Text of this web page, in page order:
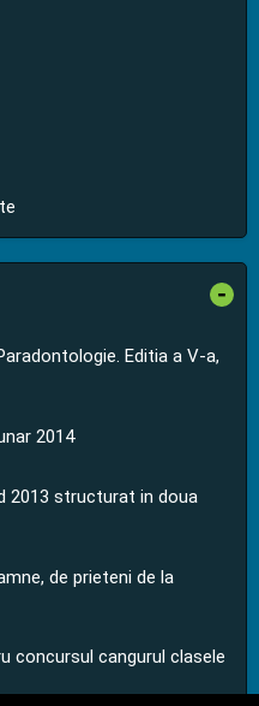
-
Editia a V-a,
2014
2013 structurat in doua
de prieteni de la
concursul cangurul clasele